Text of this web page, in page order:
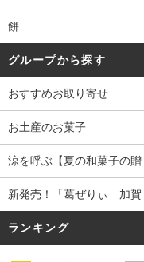
餅
グループから探す
おすすめお取り寄せ
お土産のお菓子
涼を呼ぶ【夏の和菓子の贈
新発売！「葛ぜりぃ 加賀
ランキング